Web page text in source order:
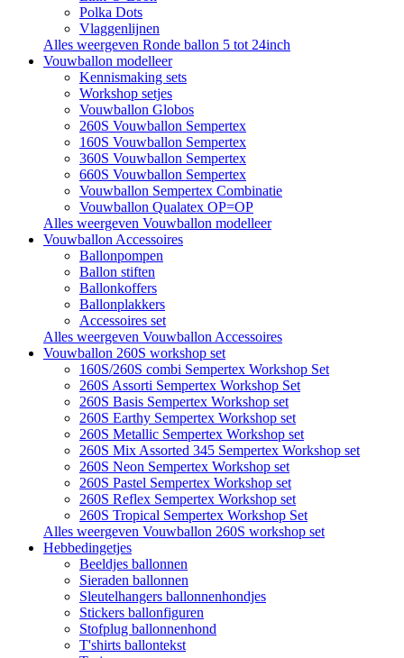
Polka Dots
Vlaggenlijnen
Alles weergeven Ronde ballon 5 tot 24inch
Vouwballon modelleer
Kennismaking sets
Workshop setjes
Vouwballon Globos
260S Vouwballon Sempertex
160S Vouwballon Sempertex
360S Vouwballon Sempertex
660S Vouwballon Sempertex
Vouwballon Sempertex Combinatie
Vouwballon Qualatex OP=OP
Alles weergeven Vouwballon modelleer
Vouwballon Accessoires
Ballonpompen
Ballon stiften
Ballonkoffers
Ballonplakkers
Accessoires set
Alles weergeven Vouwballon Accessoires
Vouwballon 260S workshop set
160S/260S combi Sempertex Workshop Set
260S Assorti Sempertex Workshop Set
260S Basis Sempertex Workshop set
260S Earthy Sempertex Workshop set
260S Metallic Sempertex Workshop set
260S Mix Assorted 345 Sempertex Workshop set
260S Neon Sempertex Workshop set
260S Pastel Sempertex Workshop set
260S Reflex Sempertex Workshop set
260S Tropical Sempertex Workshop Set
Alles weergeven Vouwballon 260S workshop set
Hebbedingetjes
Beeldjes ballonnen
Sieraden ballonnen
Sleutelhangers ballonnenhondjes
Stickers ballonfiguren
Stofplug ballonnenhond
T'shirts ballontekst